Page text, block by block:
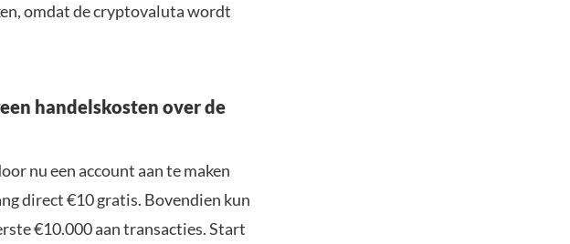
omdat de cryptovaluta wordt
handelskosten over de
nu een account aan te maken
direct €10 gratis. Bovendien kun
€10.000 aan transacties. Start